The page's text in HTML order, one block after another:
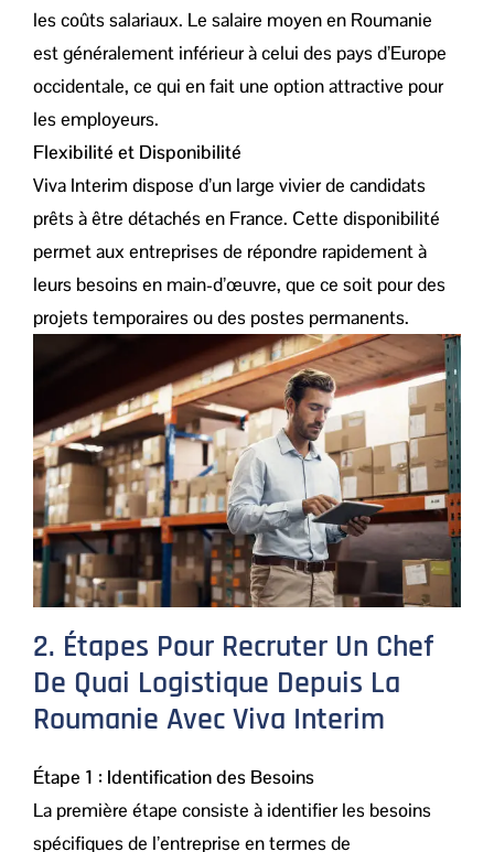
les coûts salariaux. Le salaire moyen en Roumanie
est généralement inférieur à celui des pays d’Europe
occidentale, ce qui en fait une option attractive pour
les employeurs.
Flexibilité et Disponibilité
Viva Interim dispose d’un large vivier de candidats
prêts à être détachés en France. Cette disponibilité
permet aux entreprises de répondre rapidement à
leurs besoins en main-d’œuvre, que ce soit pour des
projets temporaires ou des postes permanents.
2. Étapes Pour Recruter Un Chef
De Quai Logistique Depuis La
Roumanie Avec Viva Interim
Étape 1 : Identification des Besoins
La première étape consiste à identifier les besoins
spécifiques de l’entreprise en termes de